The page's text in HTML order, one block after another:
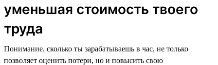
уменьшая стоимость твоего
труда
Понимание, сколько ты зарабатываешь в час, не только
позволяет оценить потери, но и повысить свою